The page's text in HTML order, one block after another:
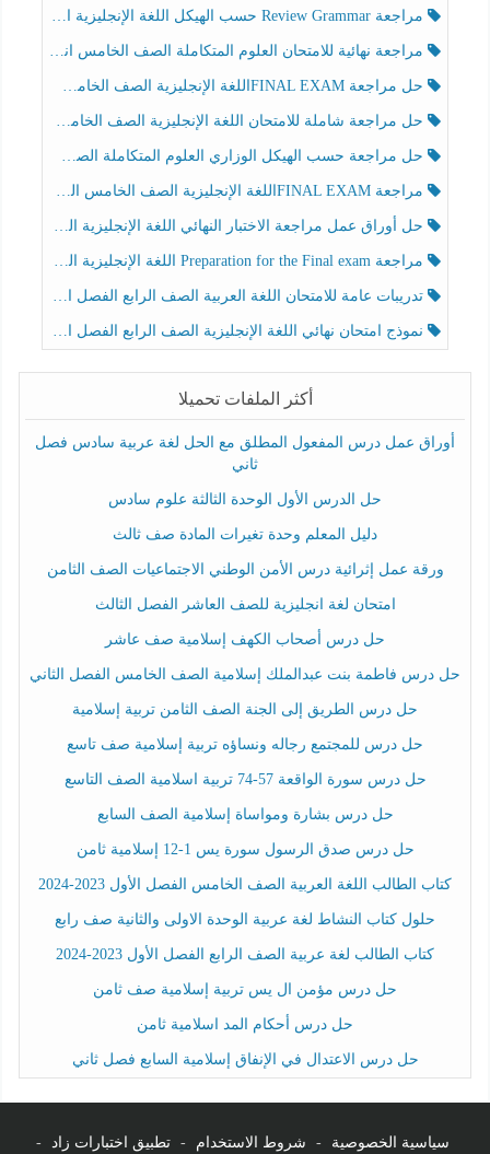
مراجعة Review Grammar حسب الهيكل اللغة الإنجليزية الصف الخامس الفصل الثالث
مراجعة نهائية للامتحان العلوم المتكاملة الصف الخامس انسبير الفصل الثالث
حل مراجعة FINAL EXAMاللغة الإنجليزية الصف الخامس الفصل الثالث
حل مراجعة شاملة للامتحان اللغة الإنجليزية الصف الخامس الفصل الثالث
حل مراجعة حسب الهيكل الوزاري العلوم المتكاملة الصف الخامس عام الفصل الثالث
مراجعة FINAL EXAMاللغة الإنجليزية الصف الخامس الفصل الثالث
حل أوراق عمل مراجعة الاختبار النهائي اللغة الإنجليزية الصف الرابع الفصل الثالث
مراجعة Preparation for the Final exam اللغة الإنجليزية الصف الرابع الفصل الثالث
تدريبات عامة للامتحان اللغة العربية الصف الرابع الفصل الثالث
نموذج امتحان نهائي اللغة الإنجليزية الصف الرابع الفصل الثالث
أكثر الملفات تحميلا
أوراق عمل درس المفعول المطلق مع الحل لغة عربية سادس فصل
ثاني
حل الدرس الأول الوحدة الثالثة علوم سادس
دليل المعلم وحدة تغيرات المادة صف ثالث
ورقة عمل إثرائية درس الأمن الوطني الاجتماعيات الصف الثامن
امتحان لغة انجليزية للصف العاشر الفصل الثالث
حل درس أصحاب الكهف إسلامية صف عاشر
حل درس فاطمة بنت عبدالملك إسلامية الصف الخامس الفصل الثاني
حل درس الطريق إلى الجنة الصف الثامن تربية إسلامية
حل درس للمجتمع رجاله ونساؤه تربية إسلامية صف تاسع
حل درس سورة الواقعة 57-74 تربية اسلامية الصف التاسع
حل درس بشارة ومواساة إسلامية الصف السابع
حل درس صدق الرسول سورة يس 1-12 إسلامية ثامن
كتاب الطالب اللغة العربية الصف الخامس الفصل الأول 2023-2024
حلول كتاب النشاط لغة عربية الوحدة الاولى والثانية صف رابع
كتاب الطالب لغة عربية الصف الرابع الفصل الأول 2023-2024
حل درس مؤمن ال يس تربية إسلامية صف ثامن
حل درس أحكام المد اسلامية ثامن
حل درس الاعتدال في الإنفاق إسلامية السابع فصل ثاني
سياسية الخصوصية - شروط الاستخدام - تطبيق اختبارات زاد -